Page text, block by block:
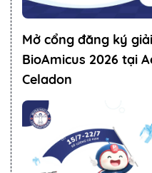
Mở cổng đăng ký
BioAmicus 2026 tại
Celadon